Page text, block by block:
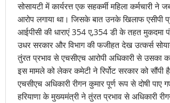
सोसायटी में कार्यरत्त एक सहकर्मी महिला कर्मचारी ने
आरोप लगाया था। जिसके बात उनके खिलाफ एसीपी
आईपीसी की धाराएं 354 ए,354 डी के तहत मुकदमा
उधर सरकार और विभाग की फजीहत देख उत्कर्स
तुंरत प्रभाव से एचसीएच आरोपी अधिकारी से उसका
इस मामले को लेकर कमेटी ने रिर्पोट सरकार को सौंपी
एचसीएच अधिकारी रीगन कुमार पूर्ण रूप से दोषी पाए
हरियाणा के मुख्यमंत्री ने तुंरत प्रभाव से अधिकारी